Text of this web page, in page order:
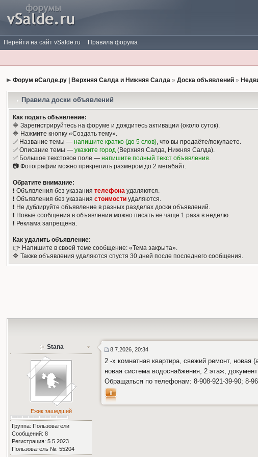
Перейти на сайт vSalde.ru Правила форума
Форум вСалде.ру | Верхняя Салда и Нижняя Салда »Доска объявлений »
Правила доски объявлений
Как подать объявление:
🔷 Зарегистрируйтесь на форуме и дождитесь активации (около суток).
🔷 Нажмите кнопку «Создать тему».
✅ Название темы —напишите кратко (до 5 слов), что вы продаёте/покупаете.
✅ Описание темы —укажите город (Верхняя Салда, Нижняя Салда).
✅ Большое текстовое поле —напишите полный текст объявления.
📷 Фотографии можно прикрепить размером до 2 мегабайт.
Обратите внимание:
❗️ Объявления без указаниятелефона удаляются.
❗️ Объявления без указаниястоимости удаляются.
❗️ Не дублируйте объявление в разных разделах доски объявлений.
❗️ Новые сообщения в объявлении можно писать не чаще 1 раза в неделю.
❗️ Реклама запрещена.
Как удалить объявление:
👉 Напишите в своей теме сообщение: «Тема закрыта».
🔷 Также объявления удаляются спустя 30 дней после последнего сообщения.
Stana
Ежик зашедший
Группа: Пользователи
Сообщений: 8
Регистрация: 5.5.2023
Пользователь №: 55204
8.7.2026, 20:34
2 -х комнатная квартира, свежий ремонт, новая
новая система водоснабжения, 2 этаж,
Обращаться по телефонам: 8-908-921-39-90; 8-